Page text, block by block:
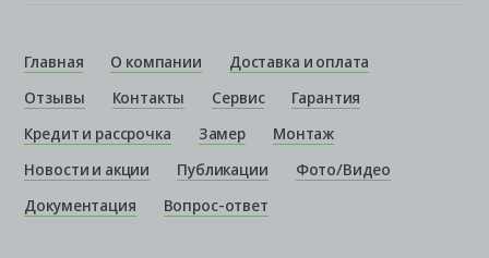
Главная О компании
Доставка и оплата
Отзывы
Контакты Сервис
Гарантия
Кредит и рассрочка
Замер
Монтаж
Новости и акции
Публикации
Фото/Видео
Документация
Вопрос-ответ